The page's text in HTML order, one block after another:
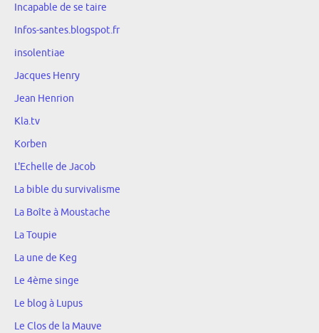
Incapable de se taire
Infos-santes.blogspot.fr
insolentiae
Jacques Henry
Jean Henrion
Kla.tv
Korben
L'Echelle de Jacob
La bible du survivalisme
La Boîte à Moustache
La Toupie
La une de Keg
Le 4ème singe
Le blog à Lupus
Le Clos de la Mauve